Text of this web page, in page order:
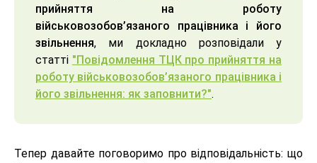
прийняття на роботу
військовозобов’язаного працівника і його
звільнення, ми докладно розповідали у
статті "Повідомлення ТЦК про прийняття на
роботу військовозобов’язаного працівника і
його звільнення: як заповнити?".
Тепер давайте поговоримо про відповідальність: що